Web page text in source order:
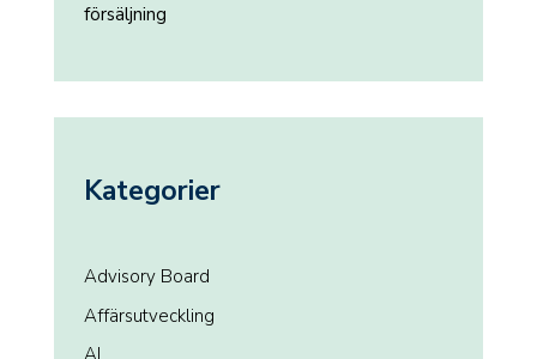
försäljning
Kategorier
Advisory Board
Affärsutveckling